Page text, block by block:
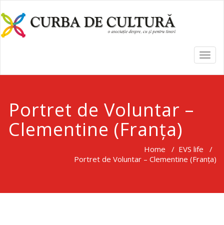
Portret de Voluntar –
Clementine (Franța)
Home / EVS life /
Portret de Voluntar – Clementine (Franța)